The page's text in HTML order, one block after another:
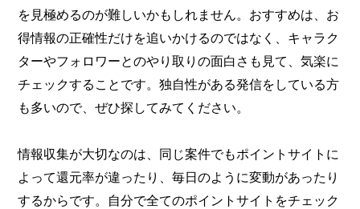
を見極めるのが難しいかもしれません。おすすめは、お
得情報の正確性だけを追いかけるのではなく、キャラク
ターやフォロワーとのやり取りの面白さも見て、気楽に
チェックすることです。独自性がある発信をしている方
も多いので、ぜひ探してみてください。
情報収集が大切なのは、同じ案件でもポイントサイトに
よって還元率が違ったり、毎日のように変動があったり
するからです。自分で全てのポイントサイトをチェック